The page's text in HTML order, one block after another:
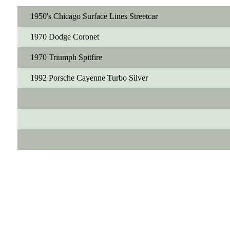
1950's Chicago Surface Lines Streetcar
1970 Dodge Coronet
1970 Triumph Spitfire
1992 Porsche Cayenne Turbo Silver